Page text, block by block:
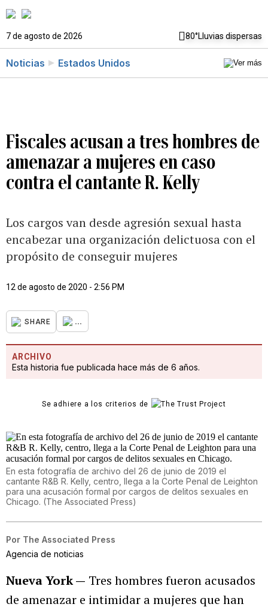
7 de agosto de 2026 80°Lluvias dispersas
Noticias Estados Unidos
Fiscales acusan a tres hombres de
amenazar a mujeres en caso
contra el cantante R. Kelly
Los cargos van desde agresión sexual hasta
encabezar una organización delictuosa con el
propósito de conseguir mujeres
12 de agosto de 2020 - 2:56 PM
SHARE ...
ARCHIVO
Esta historia fue publicada hace más de 6 años.
Se adhiere a los criterios de
En esta fotografía de archivo del 26 de junio de 2019 el
cantante R&B R. Kelly, centro, llega a la Corte Penal de Leighton
para una acusación formal por cargos de delitos sexuales en
Chicago. (The Associated Press)
Por The Associated Press
Agencia de noticias
Nueva York — Tres hombres fueron acusados
de amenazar e intimidar a mujeres que han